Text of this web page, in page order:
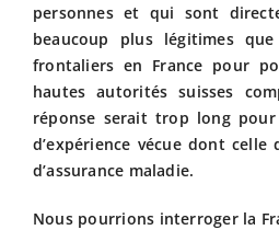
personnes et qui sont
beaucoup plus légitimes
frontaliers en France pour
hautes autorités suisses
réponse serait trop long
d’expérience vécue dont
d’assurance maladie.
Nous pourrions interroger la